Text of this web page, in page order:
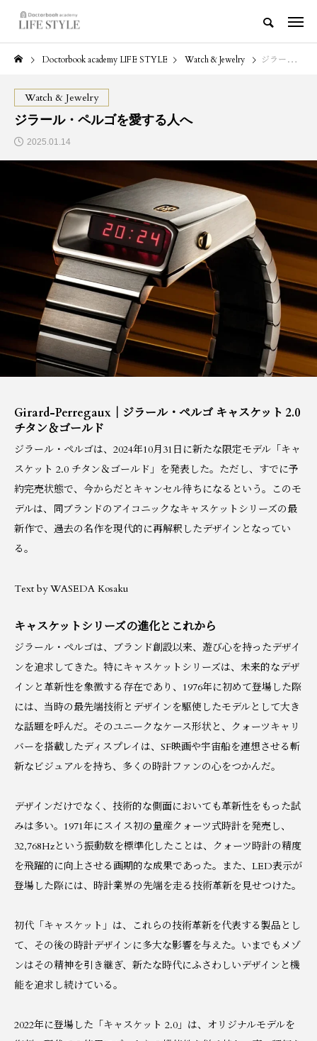
Doctorbook academy LIFE STYLE Watch & Jewelry ジラール・ペルゴを愛する人へ
Watch & Jewelry
ジラール・ペルゴを愛する人へ
2025.01.14
Girard-Perregaux｜ジラール・ペルゴ キャスケット 2.0
チタン＆ゴールド
ジラール・ペルゴは、2024年10月31日に新たな限定モデル「キャ
スケット 2.0 チタン＆ゴールド」を発表した。ただし、すでに予
約完売状態で、今からだとキャンセル待ちになるという。このモ
デルは、同ブランドのアイコニックなキャスケットシリーズの最
新作で、過去の名作を現代的に再解釈したデザインとなってい
る。
Text by WASEDA Kosaku
キャスケットシリーズの進化とこれから
ジラール・ペルゴは、ブランド創設以来、遊び心を持ったデザイ
ンを追求してきた。特にキャスケットシリーズは、未来的なデザ
インと革新性を象徴する存在であり、1976年に初めて登場した際
には、当時の最先端技術とデザインを駆使したモデルとして大き
な話題を呼んだ。そのユニークなケース形状と、クォーツキャリ
バーを搭載したディスプレイは、SF映画や宇宙船を連想させる斬
新なビジュアルを持ち、多くの時計ファンの心をつかんだ。
デザインだけでなく、技術的な側面においても革新性をもった試
みは多い。1971年にスイス初の量産クォーツ式時計を発売し、
32,768Hzという振動数を標準化したことは、クォーツ時計の精度
を飛躍的に向上させる画期的な成果であった。また、LED表示が
登場した際には、時計業界の先端を走る技術革新を見せつけた。
初代「キャスケット」は、これらの技術革新を代表する製品とし
て、その後の時計デザインに多大な影響を与えた。いまでもメゾ
ンはその精神を引き継ぎ、新たな時代にふさわしいデザインと機
能を追求し続けている。
2022年に登場した「キャスケット 2.0」は、オリジナルモデルを